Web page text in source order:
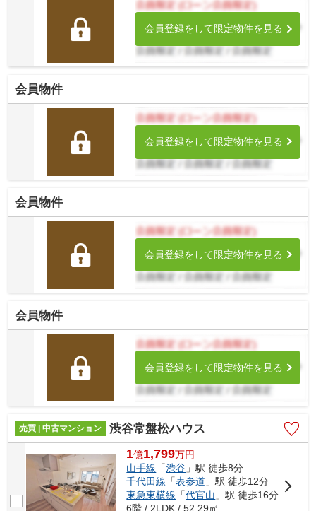
会員登録をして限定物件を見る
会員物件
会員登録をして限定物件を見る
会員物件
会員登録をして限定物件を見る
会員物件
会員登録をして限定物件を見る
売買 | 中古マンション 渋谷常盤松ハウス
1億1,799万円
山手線 「渋谷 」駅 徒歩8分
千代田線 「表参道 」駅 徒歩12分
東急東横線 「代官山 」駅 徒歩16分
6階 / 2LDK / 52.29㎡